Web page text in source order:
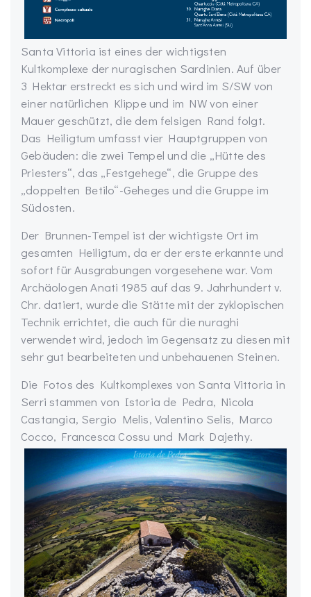
Santa Vittoria ist eines der wichtigsten
Kultkomplexe der nuragischen Sardinien. Auf über
3 Hektar erstreckt es sich und wird im S/SW von
einer natürlichen Klippe und im NW von einer
Mauer geschützt, die dem felsigen Rand folgt.
Das Heiligtum umfasst vier Hauptgruppen von
Gebäuden: die zwei Tempel und die „Hütte des
Priesters“, das „Festgehege“, die Gruppe des
„doppelten Betilo“-Geheges und die Gruppe im
Südosten.
Der Brunnen-Tempel ist der wichtigste Ort im
gesamten Heiligtum, da er der erste erkannte und
sofort für Ausgrabungen vorgesehene war. Vom
Archäologen Anati 1985 auf das 9. Jahrhundert v.
Chr. datiert, wurde die Stätte mit der zyklopischen
Technik errichtet, die auch für die nuraghi
verwendet wird, jedoch im Gegensatz zu diesen mit
sehr gut bearbeiteten und unbehauenen Steinen.
Die Fotos des Kultkomplexes von Santa Vittoria in
Serri stammen von Istoria de Pedra, Nicola
Castangia, Sergio Melis, Valentino Selis, Marco
Cocco, Francesca Cossu und Mark Dajethy.